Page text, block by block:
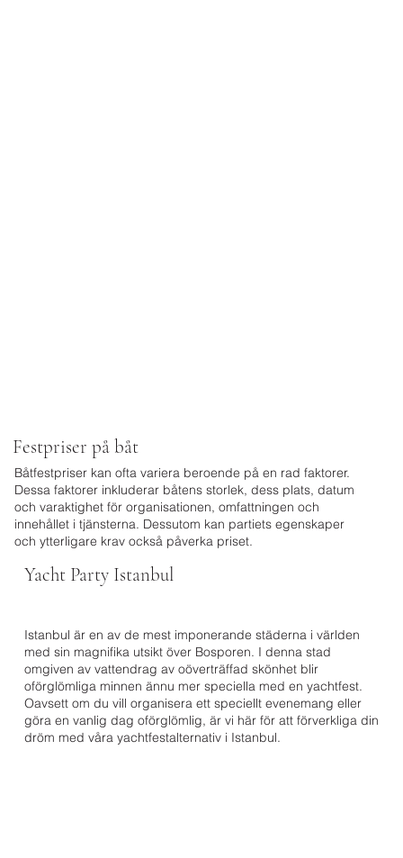
Festpriser på båt
Båtfestpriser kan ofta variera beroende på en rad faktorer.
Dessa faktorer inkluderar båtens storlek, dess plats, datum
och varaktighet för organisationen, omfattningen och
innehållet i tjänsterna. Dessutom kan partiets egenskaper
och ytterligare krav också påverka priset.
Detalj
Speciellt koncept
Musik
Professionell fotografering
Yacht Party Istanbul
Istanbul är en av de mest imponerande städerna i världen
med sin magnifika utsikt över Bosporen. I denna stad
omgiven av vattendrag av oöverträffad skönhet blir
oförglömliga minnen ännu mer speciella med en yachtfest.
Oavsett om du vill organisera ett speciellt evenemang eller
göra en vanlig dag oförglömlig, är vi här för att förverkliga din
dröm med våra yachtfestalternativ i Istanbul.